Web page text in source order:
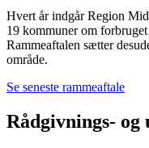
Hvert år indgår Region
19 kommuner om
Rammeaftalen sætter
område.
Se seneste rammeaftale
Rådgivnings- og